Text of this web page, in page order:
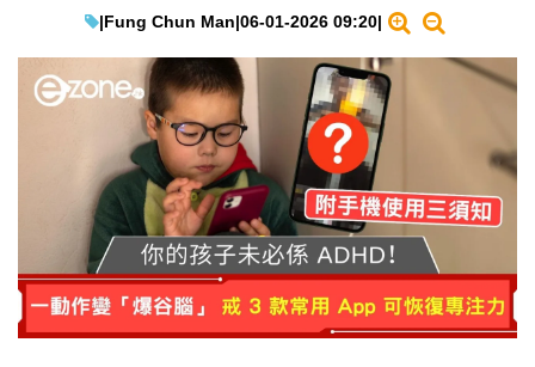
|Fung Chun Man|06-01-2026 09:20|